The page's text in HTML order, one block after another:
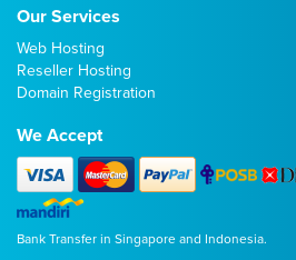
Our Services
Web Hosting
Reseller Hosting
Domain Registration
We Accept
Bank Transfer in Singapore and Indonesia.